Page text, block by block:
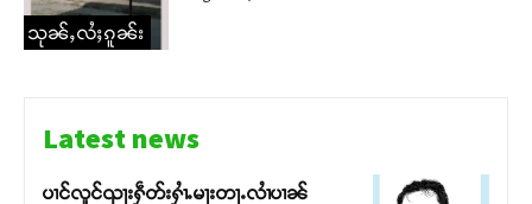
သုၼ်ႇလႆႈၵူၼ်း
Latest news
ပၢင်လူင်ၺႃးႁဵတ်းႁၢႆႉမႃးတႃႉလၢႆပၢၼ် ​​